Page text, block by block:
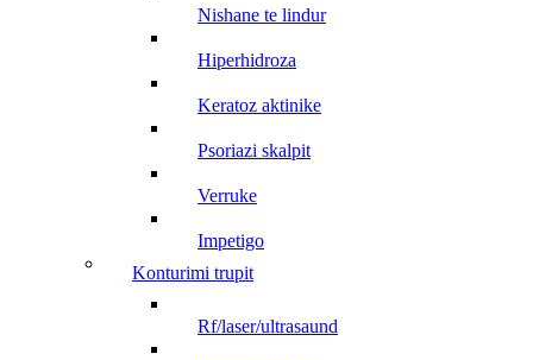
nishane te lindur
hiperhidroza
keratoz aktinike
psoriazi skalpit
verruke
impetigo
konturimi trupit
rf/laser/ultrasaund